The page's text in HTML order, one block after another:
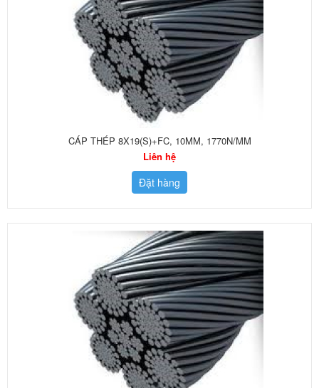
CÁP THÉP 8X19(S)+FC, 10MM, 1770N/MM
Liên hệ
Đặt hàng